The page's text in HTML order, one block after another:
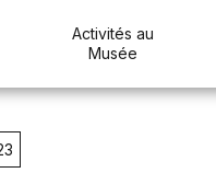
Activités au
Musée